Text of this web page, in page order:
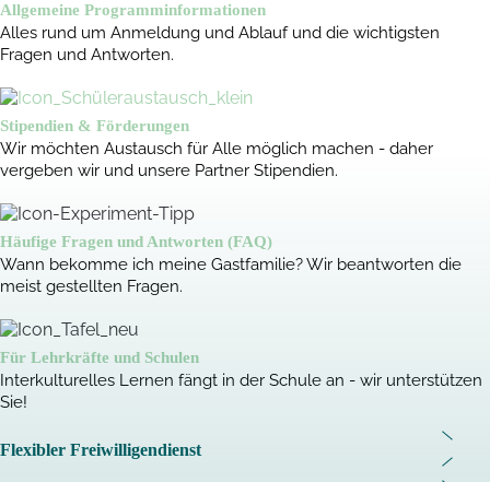
Allgemeine Programminformationen
Alles rund um Anmeldung und Ablauf und die wichtigsten
Fragen und Antworten.
Stipendien & Förderungen
Wir möchten Austausch für Alle möglich machen - daher
vergeben wir und unsere Partner Stipendien.
Häufige Fragen und Antworten (FAQ)
Wann bekomme ich meine Gastfamilie? Wir beantworten die
meist gestellten Fragen.
Für Lehrkräfte und Schulen
Interkulturelles Lernen fängt in der Schule an - wir unterstützen
Sie!
Flexibler Freiwilligendienst